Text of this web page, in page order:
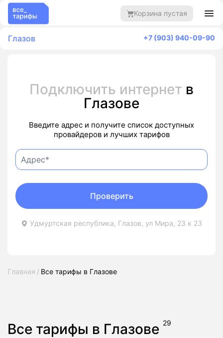
Корзина пустая
Глазов +7 (903) 940-09-90
Подключить интернет в
Глазове
Введите адрес и получите список доступных
провайдеров и лучших тарифов
Удмуртская республика, Глазов, ул Мира, 23 к 23
Проверить
Главная Все тарифы в Глазове
Все тарифы в Глазове 29